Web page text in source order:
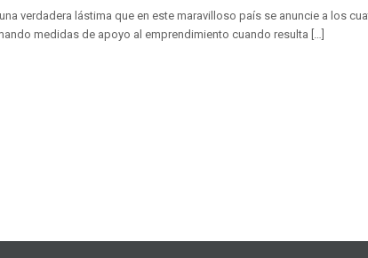
verdadera lástima que en este maravilloso país se anuncie a los
medidas de apoyo al emprendimiento cuando resulta […]